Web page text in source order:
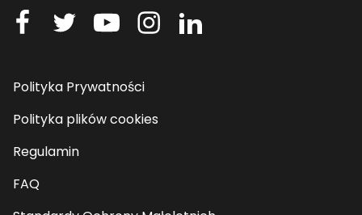
Polityka Prywatności
Polityka plików cookies
Regulamin
FAQ